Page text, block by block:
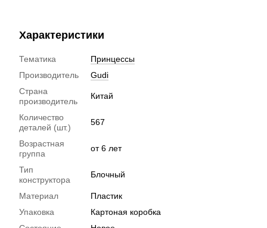
Характеристики
Тематика
Принцессы
Производитель
Gudi
Страна
производитель
Китай
Количество
деталей (шт.)
567
Возрастная
группа
от 6 лет
Тип
конструктора
Блочный
Материал
Пластик
Упаковка
Картоная коробка